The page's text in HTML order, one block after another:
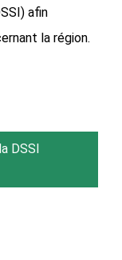
afin
la région.
DSSI